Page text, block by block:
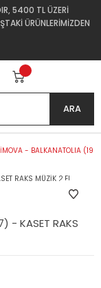
5400 TL ÜZERİ
ÜRÜNLERİMİZDEN
ARA
- BALKANATOLIA
- KASET RAKS